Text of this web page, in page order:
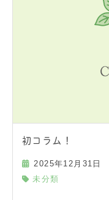
初コラム！
2025年12月31日
未分類